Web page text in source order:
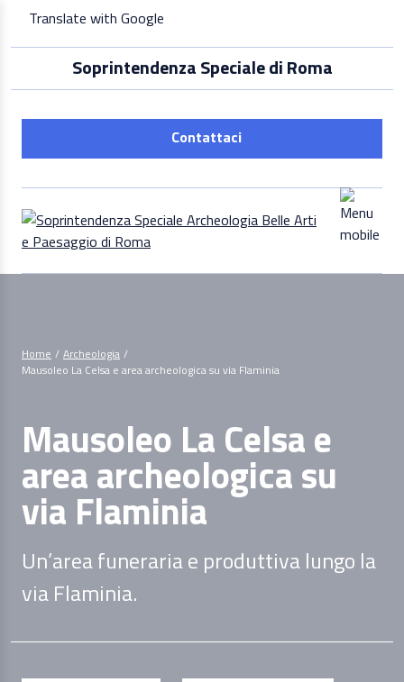
content
Translate with Google
Soprintendenza Speciale di Roma
Contattaci
Home / Archeologia /
Mausoleo La Celsa e area archeologica su via Flaminia
Mausoleo La Celsa e
area archeologica su
via Flaminia
Un’area funeraria e produttiva lungo la
via Flaminia.